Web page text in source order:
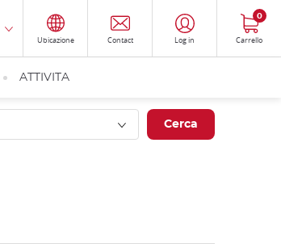
Ubicazione Contact Log in Carrello
0
ATTIVITA